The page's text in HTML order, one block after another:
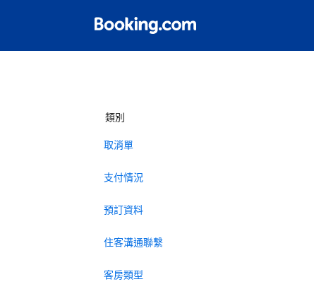
類別
取消單
支付情況
預訂資料
住客溝通聯繫
客房類型